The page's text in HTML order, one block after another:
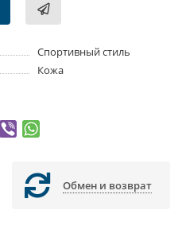
Спортивный стиль
Кожа
Обмен и возврат